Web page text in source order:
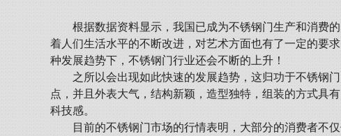
根据数据资料显示，我国已成为不锈钢门生产和消费
着人们生活水平的不断改进，对艺术方面也有了一定的要
种发展趋势下，不锈钢门行业还会不断的上升！
之所以会出现如此快速的发展趋势，这归功于不锈钢
点，并且外表大气，结构新颖，造型独特，组装的方式具
科技感。
目前的不锈钢门市场的行情表明，大部分的消费者不